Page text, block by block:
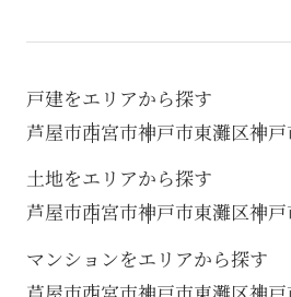
戸建をエリアから探す
芦屋市西宮市神戸市東灘区神
土地をエリアから探す
芦屋市西宮市神戸市東灘区神
マンションをエリアから探す